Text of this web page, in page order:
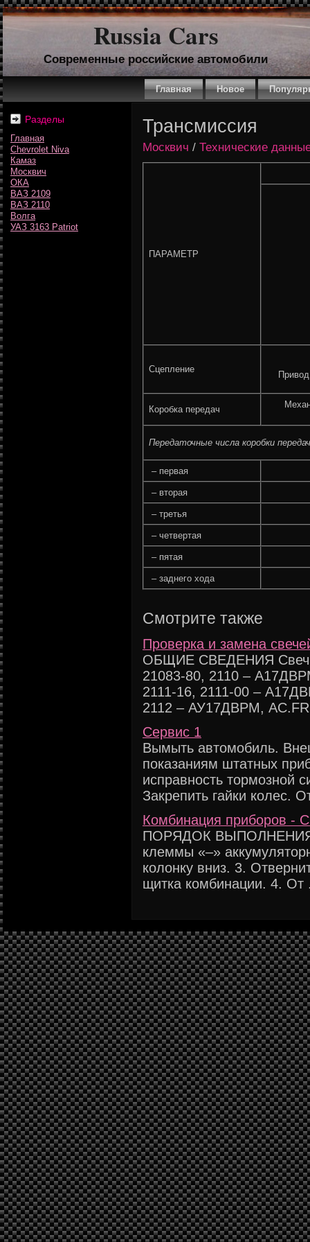
Russia Cars
Современные российские автомобили
Главная Новое
Разделы
Главная
Chevrolet Niva
Камаз
Москвич
ОКА
ВАЗ 2109
ВАЗ 2110
Волга
УАЗ 3163 Patriot
Трансмиссия
Москвич / Технические
ПАРАМЕТР
Сцепление
Коробка передач
Передаточные числа коробки передач
– первая
– вторая
– третья
– четвертая
– пятая
– заднего хода
Смотрите также
Проверка и замена
ОБЩИЕ СВЕДЕНИЯ Свечи
21083-80, 2110 –
2111-16, 2111-00 –
2112 – АУ17ДВРМ,
Сервис 1
Вымыть автомобиль.
показаниям штатных
исправность тормозной
Закрепить гайки колес.
Комбинация приборов -
ПОРЯДОК ВЫПОЛНЕНИЯ
клеммы «–»
колонку вниз. 3.
щитка комбинации. 4. От